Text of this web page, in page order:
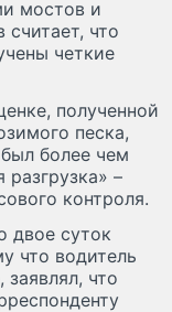
мостов и
что
четкие
полученной
песка,
более чем
–
контроля.
двое суток
что водитель
заявлял, что